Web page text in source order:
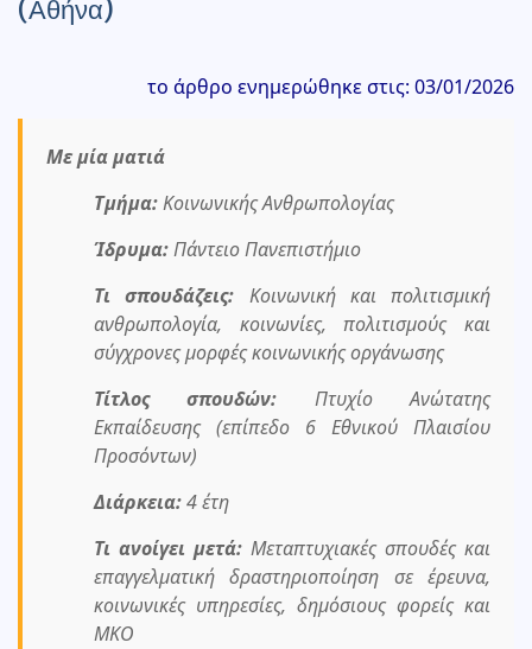
(Αθήνα)
το άρθρο ενημερώθηκε στις: 03/01/2026
Με μία ματιά
Τμήμα:Κοινωνικής Ανθρωπολογίας
Ίδρυμα:Πάντειο Πανεπιστήμιο
Τι σπουδάζεις: Κοινωνική και πολιτισμική
ανθρωπολογία, κοινωνίες, πολιτισμούς και
σύγχρονες μορφές κοινωνικής οργάνωσης
Τίτλος σπουδών: Πτυχίο Ανώτατης
Εκπαίδευσης (επίπεδο 6 Εθνικού Πλαισίου
Προσόντων)
Διάρκεια:4 έτη
Τι ανοίγει μετά: Μεταπτυχιακές σπουδές και
επαγγελματική δραστηριοποίηση σε έρευνα,
κοινωνικές υπηρεσίες, δημόσιους φορείς και
ΜΚΟ